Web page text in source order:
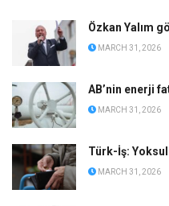
Özkan Yalım
MARCH 31, 2026
AB’nin enerji
MARCH 31, 2026
Türk-İş:
MARCH 31, 2026